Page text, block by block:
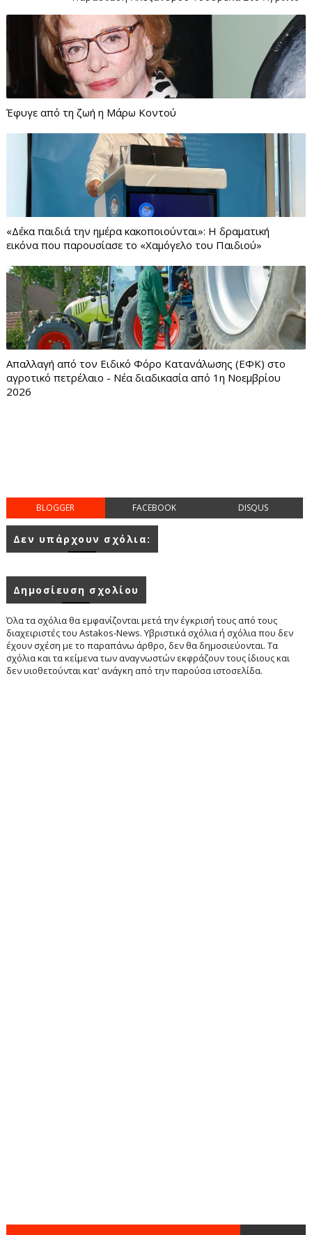
Έφυγε από τη ζωή η Μάρω Κοντού
«Δέκα παιδιά την ημέρα κακοποιούνται»: Η δραματική
εικόνα που παρουσίασε το «Χαμόγελο του Παιδιού»
Απαλλαγή από τον Ειδικό Φόρο Κατανάλωσης (ΕΦΚ) στο
αγροτικό πετρέλαιο - Νέα διαδικασία από 1η Νοεμβρίου
2026
BLOGGER FACEBOOK DISQUS
Δεν υπάρχουν σχόλια:
Δημοσίευση σχολίου
Όλα τα σχόλια θα εμφανίζονται μετά την έγκρισή τους από τους
διαχειριστές του Astakos-News. Υβριστικά σχόλια ή σχόλια που δεν
έχουν σχέση με το παραπάνω άρθρο, δεν θα δημοσιεύονται. Τα
σχόλια και τα κείμενα των αναγνωστών εκφράζουν τους ίδιους και
δεν υιοθετούνται κατ' ανάγκη από την παρούσα ιστοσελίδα.